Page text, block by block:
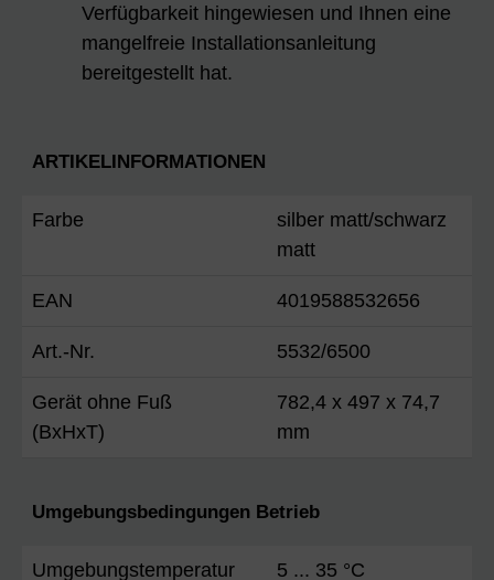
Verfügbarkeit hingewiesen und Ihnen eine
mangelfreie Installationsanleitung
bereitgestellt hat.
ARTIKELINFORMATIONEN
Farbe
silber matt/schwarz
matt
EAN 4019588532656
Art.-Nr. 5532/6500
Gerät ohne Fuß
(BxHxT)
782,4 x 497 x 74,7
mm
Umgebungsbedingungen Betrieb
Umgebungstemperatur 5 ... 35 °C